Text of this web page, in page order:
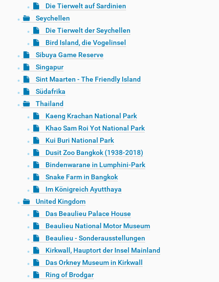
Die Tierwelt auf Sardinien
Seychellen
Die Tierwelt der Seychellen
Bird Island, die Vogelinsel
Sibuya Game Reserve
Singapur
Sint Maarten - The Friendly Island
Südafrika
Thailand
Kaeng Krachan National Park
Khao Sam Roi Yot National Park
Kui Buri National Park
Dusit Zoo Bangkok (1938-2018)
Bindenwarane in Lumphini-Park
Snake Farm in Bangkok
Im Königreich Ayutthaya
United Kingdom
Das Beaulieu Palace House
Beaulieu National Motor Museum
Beaulieu - Sonderausstellungen
Kirkwall, Hauptort der Insel Mainland
Das Orkney Museum in Kirkwall
Ring of Brodgar